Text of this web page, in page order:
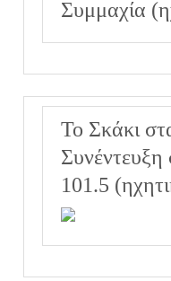
Συμμαχία
Το Σκάκι
101.5